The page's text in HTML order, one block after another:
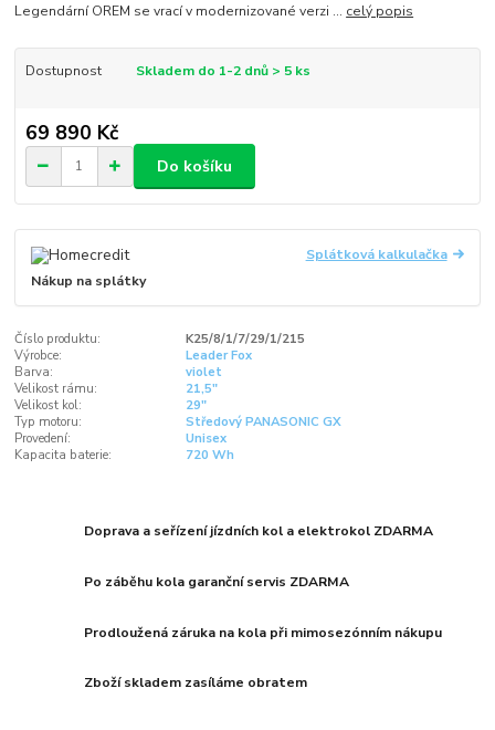
Legendární OREM se vrací v modernizované verzi ... celý popis
Dostupnost Skladem do 1-2 dnů > 5 ks
69 890 Kč
Do košíku
Splátková kalkulačka
Nákup na splátky
Číslo produktu:
K25/8/1/7/29/1/215
Výrobce:
Leader Fox
Barva:
violet
Velikost rámu:
21,5"
Velikost kol:
29"
Typ motoru:
Středový PANASONIC GX
Provedení:
Unisex
Kapacita baterie:
720 Wh
Doprava a seřízení jízdních kol a elektrokol ZDARMA
Po záběhu kola garanční servis ZDARMA
Prodloužená záruka na kola při mimosezónním nákupu
Zboží skladem zasíláme obratem